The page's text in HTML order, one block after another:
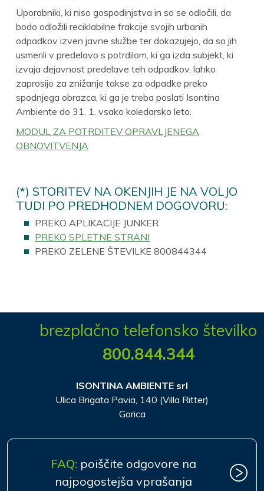
Uporabniki, ki niso gospodinjstva in so se odločili, da
bodo odložili reciklabilne frakcije svojih urbanih
odpadkov izven javne službe ter dokazujejo, da so jih
usmerili v predelavo s potrdilom, ki ga izda subjekt, ki
izvaja dejavnost predelave teh odpadkov, lahko
zaprosijo za znižanje takse za odpadke preko
spodnjega obrazca, ki ga je treba poslati Isontina
Ambiente do 31. 1. vsako koledarsko leto.
MODUL ZA POTRDITEV OPRAVLJENEGA
OBNOVITVENJA
(*) STORITEV NA OKENJIH JE NA VOLJO
TUDI PO PREDHODNEM DOGOVORU:
PREKO APLIKACIJE JUNKER
PREKO SPLETNE STRANI
PREKO ZELENE ŠTEVILKE 800844344
brezplačno telefonsko številko
800.844.344
ISONTINA AMBIENTE srl
Ulica Brigata Pavia, 140 (Villa Ritter)
Gorica
FAQ: poiščite odgovore na
najpogostejša vprašanja